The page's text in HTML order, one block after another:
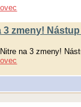
zmeny! Nástup
na 3 zmeny!